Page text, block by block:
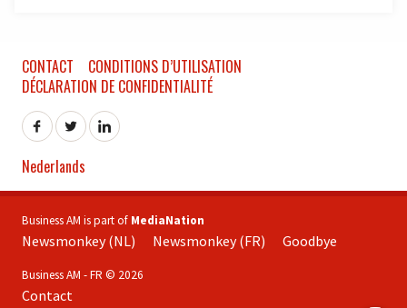
CONTACT
CONDITIONS D’UTILISATION
DÉCLARATION DE CONFIDENTIALITÉ
Nederlands
Business AM is part of MediaNation
Newsmonkey (NL) Newsmonkey (FR) Goodbye
Business AM - FR © 2026
Contact